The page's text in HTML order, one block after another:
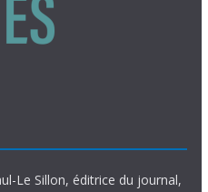
Le Sillon, éditrice du journal,